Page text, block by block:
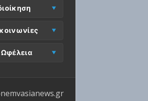
27323 60500
27323 60019
27323 60031
27320 61266
27320 22209
Ωφέλεια